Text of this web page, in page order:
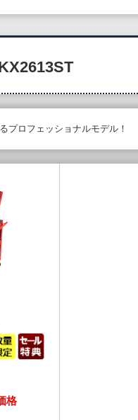
プロフェッショナルモデル！
格